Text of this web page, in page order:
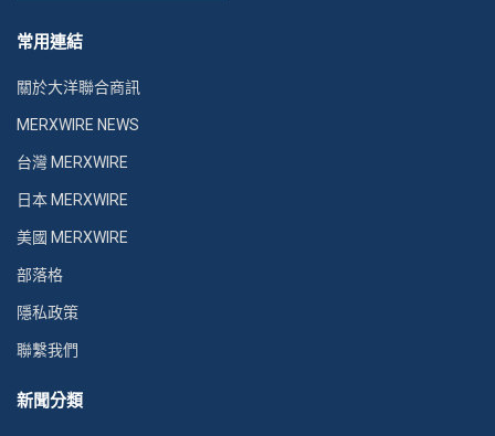
常用連結
關於大洋聯合商訊
MERXWIRE NEWS
台灣 MERXWIRE
日本 MERXWIRE
美國 MERXWIRE
部落格
隱私政策
聯繫我們
新聞分類